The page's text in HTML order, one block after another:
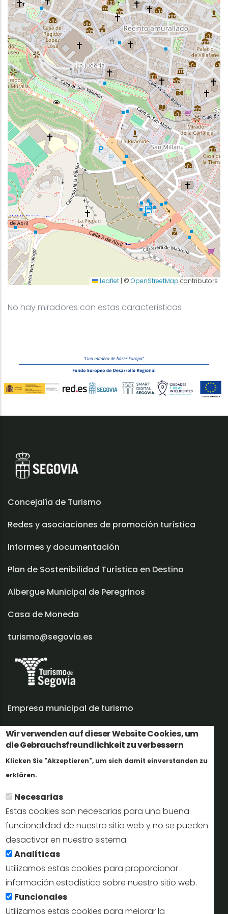
Wir verwenden auf dieser Website Cookies, um
die Gebrauchsfreundlichkeit zu verbessern
Klicken Sie "Akzeptieren", um sich damit einverstanden zu
erklären.
Necesarias
Estas cookies son necesarias para una buena
funcionalidad de nuestro sitio web y no se pueden
desactivar en nuestro sistema.
Analíticas
Utilizamos estas cookies para proporcionar
información estadística sobre nuestro sitio web.
Funcionales
Utilizamos estas cookies para mejorar la
Leaflet | © OpenStreetMap contributors
No hay miradores con estas características
Concejalía de Turismo
Redes y asociaciones de promoción turística
Informes y documentación
Plan de Sostenibilidad Turística en Destino
Albergue Municipal de Peregrinos
Casa de Moneda
turismo@segovia.es
Empresa municipal de turismo
Trabaja con nosotros
Perfil del contratante
Oficinas de Turismo
reservas@turismodesegovia.com
info@turismodesegovia.com
Aviso legal |